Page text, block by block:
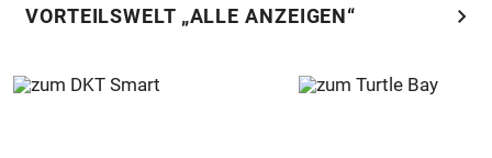
VORTEILSWELT „ALLE ANZEIGEN“ chevron_right